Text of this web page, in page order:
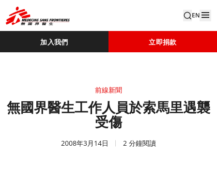
EN
加入我們 立即捐款
前線新聞
無國界醫生工作人員於索馬里遇襲
受傷
2008年3月14日 2 分鐘閱讀